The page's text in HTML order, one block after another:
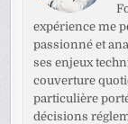
expérience me
passionné et
ses enjeux
couverture
particulière
décisions